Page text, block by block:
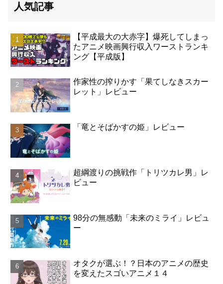
人気記事
【平成最大の大赤字】爆死してしまっ
たアニメ映画興行収入ワーストランキ
ング【平成版】
作家性の搾りかす「果てしなきスカー
レット」レビュー
「竜とそばかすの姫」レビュー
超綱渡りの挑戦作「トリツカレ男」レ
ビュー
98分の無感動「未来のミライ」レビュ
ー
オタクが選ぶ！？日本のアニメの歴史
を変えたスゴいアニメ１４